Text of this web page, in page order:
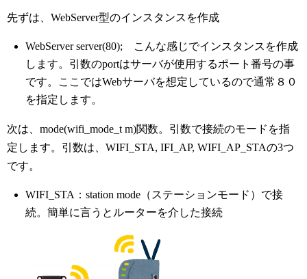
先ずは、WebServer型のインスタンスを作成
WebServer server(80); こんな感じでインスタンスを作成
します。引数のportはサーバが使用するポート番号の事
です。ここではWebサーバを想定しているので通常８０
を指定します。
次は、mode(wifi_mode_t m)関数。引数で接続のモードを指
定します。引数は、WIFI_STA, IFI_AP, WIFI_AP_STAの3つ
です。
WIFI_STA：station mode（ステーションモード）で接
続。簡単に言うとルーターを介した接続